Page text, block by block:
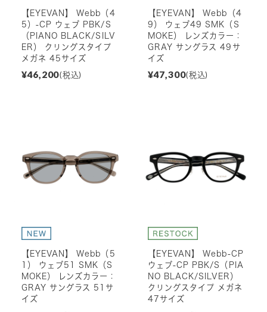
【EYEVAN】 Webb（4
5）-CP ウェブ PBK/S
（PIANO BLACK/SILV
ER） クリングスタイプ
メガネ 45サイズ
¥46,200(税込)
【EYEVAN】 Webb（4
9） ウェブ49 SMK（S
MOKE） レンズカラー：
GRAY サングラス 49サ
イズ
¥47,300(税込)
【EYEVAN】 Webb（5
1） ウェブ51 SMK（S
MOKE） レンズカラー：
GRAY サングラス 51サ
イズ
【EYEVAN】 Webb-CP
ウェブ-CP PBK/S（PIA
NO BLACK/SILVER）
クリングスタイプ メガネ
47サイズ